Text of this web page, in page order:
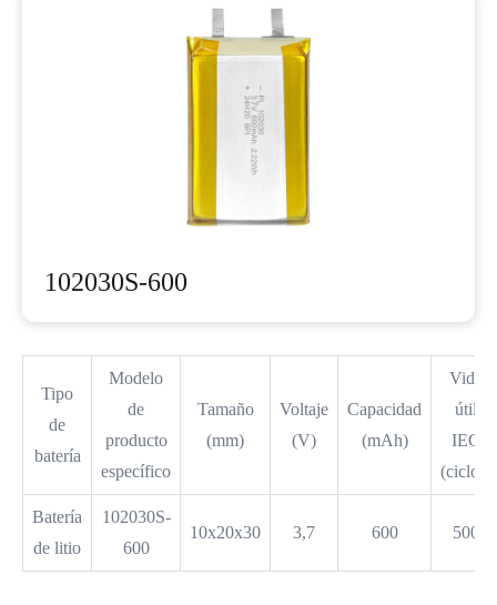
102030S-600
Tipo
de
batería
Modelo
de
producto
específico
Tamaño
(mm)
Voltaje
(V)
Capacidad
(mAh)
Vida
útil
IEC
(ciclos)
Batería
de litio
102030S-
600
10x20x30 3,7 600 500